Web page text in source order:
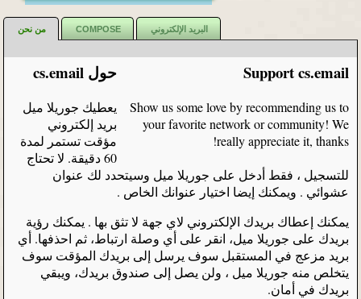
من نحن COMPOSE البريد الإلكتروني
Support cs.email
Show us some love by recommending us to
your favorite network or community! We
really appreciate it, thanks!
حول cs.email
يعطيك جوريلا ميل
بريد إلكتروني
مؤقت تستمر لمدة
60 دقيقة. لا تحتاج
للتسجيل ، فقط أدخل على جوريلا ميل وسيتحدد لك عنوان
عشوائي . ويمكنك إيضا اختيار عنوانك الخاص .
يمكنك إعطاك بريدك الإلكتروني لاي جهة لا تثق بها . يمكنك رؤية
بريدك على جوريلا ميل، انقر على أي وصلة ارتباط، ثم احذفها. أي
بريد مزعج في المستقبل سوف يرسل إلى بريدك المؤقت سوف
يتخلص منه جوريلا ميل ، ولن يصل إلى صندوق بريدك، ويبقي
بريدك في أمان.